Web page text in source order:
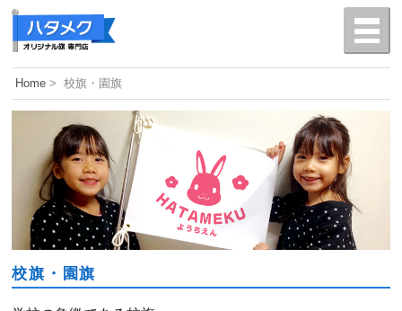
旗を初めて作る方
古い旗を新調
旗の相談がしたい
ご来店・ご訪問の方
お見積り
Home > 校旗・園旗
校旗・園旗